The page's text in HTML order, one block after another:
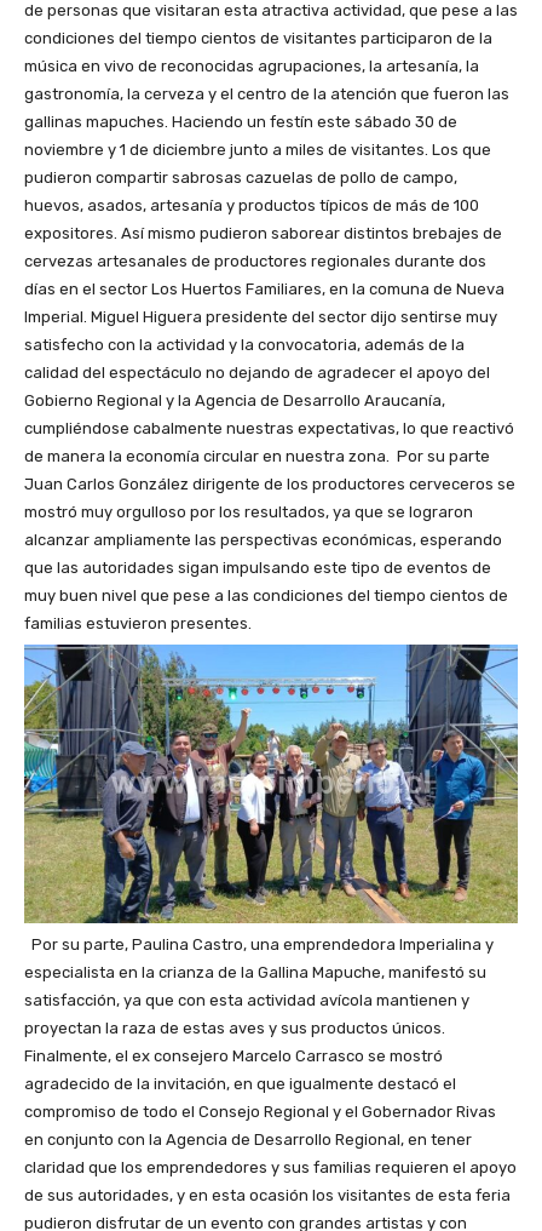
de personas que visitaran esta atractiva actividad, que pese a las
condiciones del tiempo cientos de visitantes participaron de la
música en vivo de reconocidas agrupaciones, la artesanía, la
gastronomía, la cerveza y el centro de la atención que fueron las
gallinas mapuches. Haciendo un festín este sábado 30 de
noviembre y 1 de diciembre junto a miles de visitantes. Los que
pudieron compartir sabrosas cazuelas de pollo de campo,
huevos, asados, artesanía y productos típicos de más de 100
expositores. Así mismo pudieron saborear distintos brebajes de
cervezas artesanales de productores regionales durante dos
días en el sector Los Huertos Familiares, en la comuna de Nueva
Imperial. Miguel Higuera presidente del sector dijo sentirse muy
satisfecho con la actividad y la convocatoria, además de la
calidad del espectáculo no dejando de agradecer el apoyo del
Gobierno Regional y la Agencia de Desarrollo Araucanía,
cumpliéndose cabalmente nuestras expectativas, lo que reactivó
de manera la economía circular en nuestra zona. Por su parte
Juan Carlos González dirigente de los productores cerveceros se
mostró muy orgulloso por los resultados, ya que se lograron
alcanzar ampliamente las perspectivas económicas, esperando
que las autoridades sigan impulsando este tipo de eventos de
muy buen nivel que pese a las condiciones del tiempo cientos de
familias estuvieron presentes.
Por su parte, Paulina Castro, una emprendedora Imperialina y
especialista en la crianza de la Gallina Mapuche, manifestó su
satisfacción, ya que con esta actividad avícola mantienen y
proyectan la raza de estas aves y sus productos únicos.
Finalmente, el ex consejero Marcelo Carrasco se mostró
agradecido de la invitación, en que igualmente destacó el
compromiso de todo el Consejo Regional y el Gobernador Rivas
en conjunto con la Agencia de Desarrollo Regional, en tener
claridad que los emprendedores y sus familias requieren el apoyo
de sus autoridades, y en esta ocasión los visitantes de esta feria
pudieron disfrutar de un evento con grandes artistas y con